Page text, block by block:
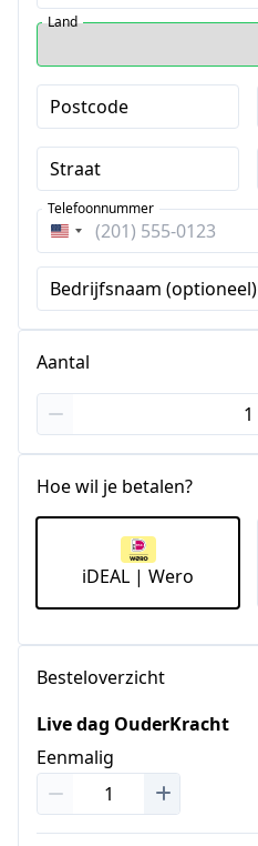
Land
Postcode
Straat
Verenigde
Staten
+1
Telefoonnummer
Bedrijfsnaam (optioneel)
Aantal
Hoe wil je betalen?
iDEAL | Wero
Besteloverzicht
Live dag OuderKracht
Eenmalig